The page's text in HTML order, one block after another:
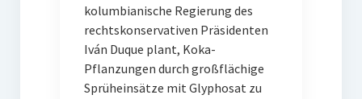
kolumbianische Regierung des
rechtskonservativen Präsidenten
Iván Duque plant, Koka-
Pflanzungen durch großflächige
Sprüheinsätze mit Glyphosat zu